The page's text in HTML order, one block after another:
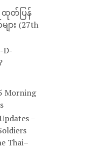
ထုတ်ပြန်
း (27th
D-
Morning
–
Thai–